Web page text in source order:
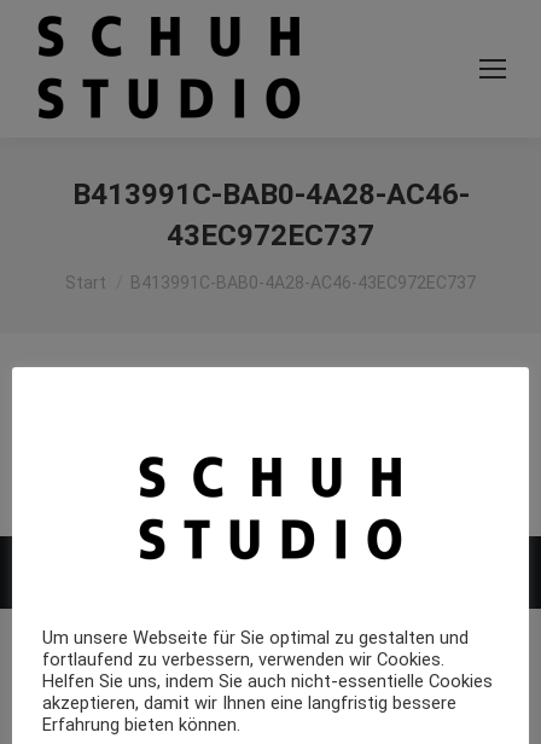
B413991C-BAB0-4A28-AC46-
43EC972EC737
Sie befinden sich hier:
Start B413991C-BAB0-4A28-AC46-43EC972EC737
Um unsere Webseite für Sie optimal zu gestalten und
fortlaufend zu verbessern, verwenden wir Cookies.
Helfen Sie uns, indem Sie auch nicht-essentielle Cookies
akzeptieren, damit wir Ihnen eine langfristig bessere
Erfahrung bieten können.